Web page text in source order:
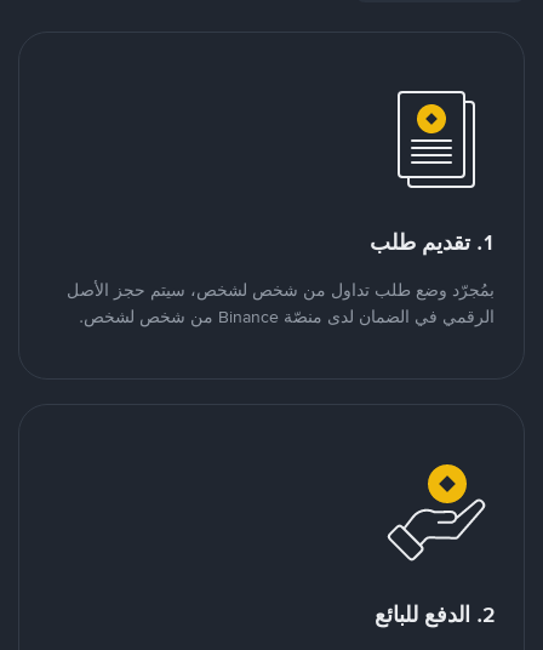
1. تقديم طلب
بمُجرّد وضع طلب تداول من شخص لشخص، سيتم حجز الأصل
الرقمي في الضمان لدى منصّة Binance من شخص لشخص.
2. الدفع للبائع